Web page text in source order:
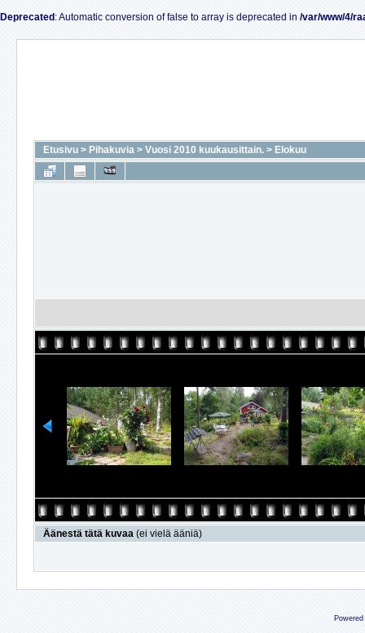
Deprecated : Automatic conversion of false to array is deprecated in /var/www/4/
Etusivu > Pihakuvia > Vuosi 2010 kuukausittain. > Elokuu
Äänestä tätä kuvaa (ei vielä ääniä)